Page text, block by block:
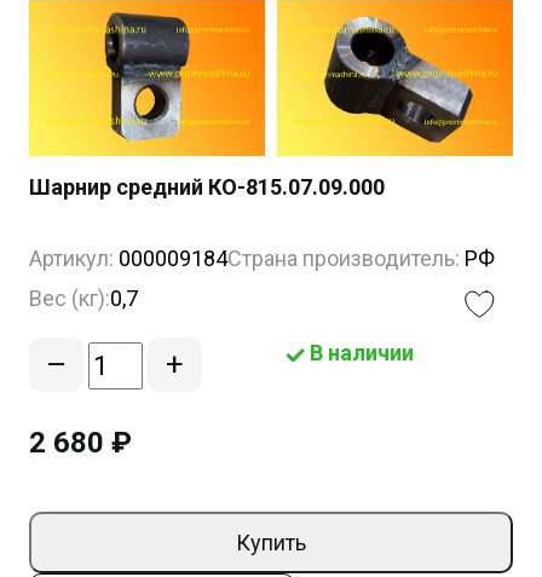
Шарнир средний КО-815.07.09.000
Артикул: 000009184Страна производитель: РФ
Вес (кг):0,7
– + В наличии
2 680 ₽
Купить